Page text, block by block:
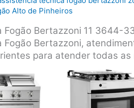
Alto de Pinheiros
Fogão Bertazzoni 11 3644-
Fogão Bertazzoni,
para atender todas